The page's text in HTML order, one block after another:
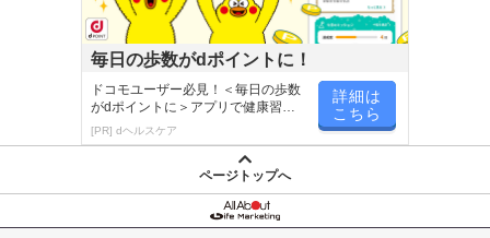
毎日の歩数がdポイントに！
ドコモユーザー必見！＜毎日の歩数
がdポイントに＞アプリで健康習慣
が楽しく続く
[PR] dヘルスケア
詳細は
こちら
ページトップへ